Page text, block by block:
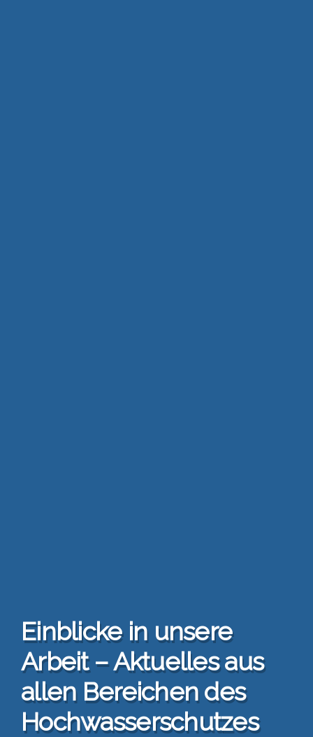
Ein­bli­cke in unse­re
Arbeit – Aktu­el­les aus
allen Berei­chen des
Hoch­was­ser­schut­zes